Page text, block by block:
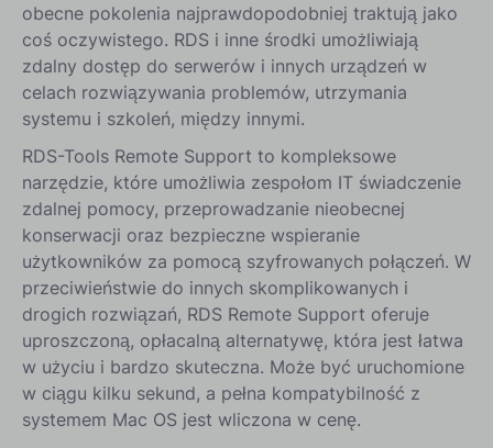
obecne pokolenia najprawdopodobniej traktują jako
coś oczywistego. RDS i inne środki umożliwiają
zdalny dostęp do serwerów i innych urządzeń w
celach rozwiązywania problemów, utrzymania
systemu i szkoleń, między innymi.
RDS-Tools Remote Support to kompleksowe
narzędzie, które umożliwia zespołom IT świadczenie
zdalnej pomocy, przeprowadzanie nieobecnej
konserwacji oraz bezpieczne wspieranie
użytkowników za pomocą szyfrowanych połączeń. W
przeciwieństwie do innych skomplikowanych i
drogich rozwiązań, RDS Remote Support oferuje
uproszczoną, opłacalną alternatywę, która jest łatwa
w użyciu i bardzo skuteczna. Może być uruchomione
w ciągu kilku sekund, a pełna kompatybilność z
systemem Mac OS jest wliczona w cenę.